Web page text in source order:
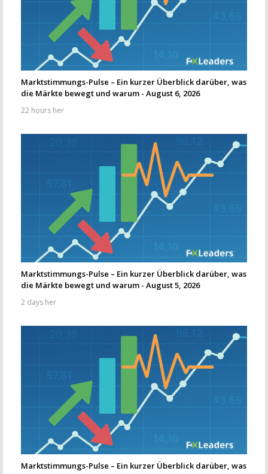
Marktstimmungs-Pulse – Ein kurzer Überblick darüber, was
die Märkte bewegt und warum - August 6, 2026
22 hours her
Marktstimmungs-Pulse – Ein kurzer Überblick darüber, was
die Märkte bewegt und warum - August 5, 2026
2 days her
Marktstimmungs-Pulse – Ein kurzer Überblick darüber, was